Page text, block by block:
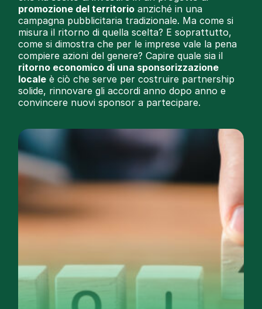
promozione del territorio anziché in una
campagna pubblicitaria tradizionale. Ma come si
misura il ritorno di quella scelta? E soprattutto,
come si dimostra che per le imprese vale la pena
compiere azioni del genere? Capire quale sia il
ritorno economico di una sponsorizzazione
locale è ciò che serve per costruire partnership
solide, rinnovare gli accordi anno dopo anno e
convincere nuovi sponsor a partecipare.